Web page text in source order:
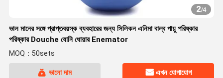
2/4
ভাল মানের সঙ্গে প্রাপ্তবয়স্ক ব্যবহারের জন্য সিলিকন এনিমা বাল্ব পায়ু পরিষ্কার
পরিষ্কার Douche যোনি ধোয়ার Enemator
MOQ：50sets
ভালো দাম এখন যোগাযোগ